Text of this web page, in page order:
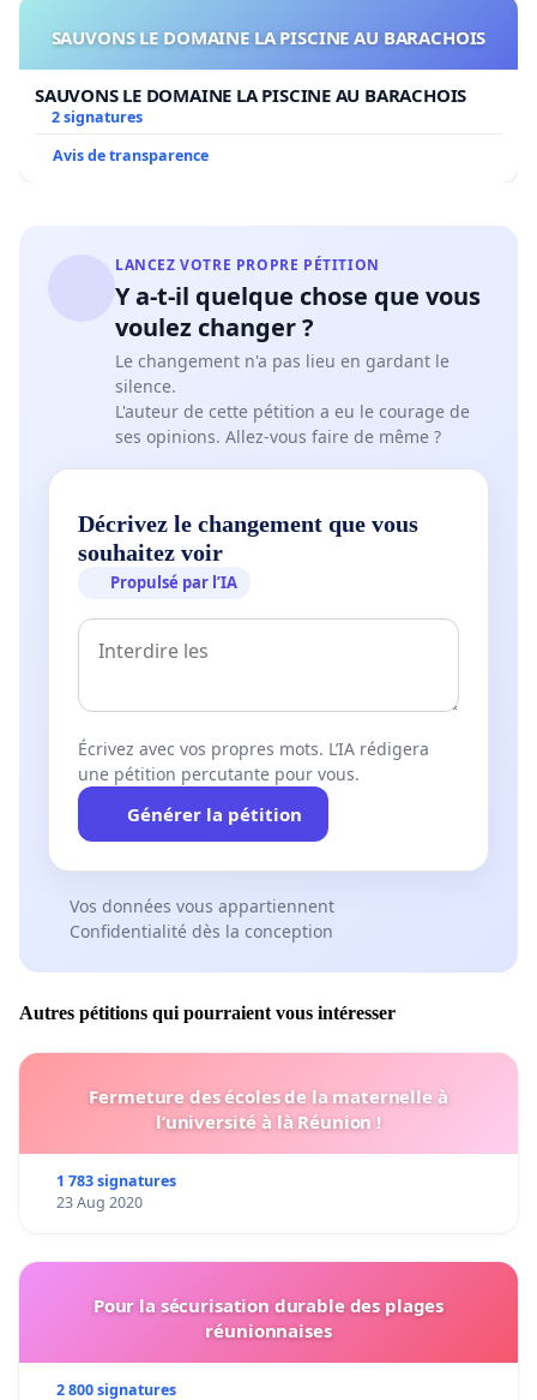
SAUVONS LE DOMAINE LA PISCINE AU BARACHOIS
SAUVONS LE DOMAINE LA PISCINE AU BARACHOIS
2 signatures
Avis de transparence
LANCEZ VOTRE PROPRE PÉTITION
Y a-t-il quelque chose que vous
voulez changer ?
Le changement n'a pas lieu en gardant le
silence.
L'auteur de cette pétition a eu le courage de
ses opinions. Allez-vous faire de même ?
Décrivez le changement que vous
souhaitez voir
Propulsé par l’IA
Écrivez avec vos propres mots. L’IA rédigera
une pétition percutante pour vous.
Générer la pétition
Vos données vous appartiennent
Confidentialité dès la conception
Autres pétitions qui pourraient vous intéresser
Fermeture des écoles de la maternelle à
l’université à là Réunion !
1 783 signatures
23 Aug 2020
Pour la sécurisation durable des plages
réunionnaises
2 800 signatures